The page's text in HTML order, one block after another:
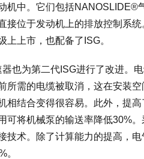
机中。它们包括NANOSLIDE®
接位于发动机上的排放控制系
上上市，也配备了ISG。
也为第二代ISG进行了改进。
所需的电缆被取消，这在安装
相结合变得很容易。此外，提
可将机械泵的输送率降低30%
技术。除了计算能力的提高，
。